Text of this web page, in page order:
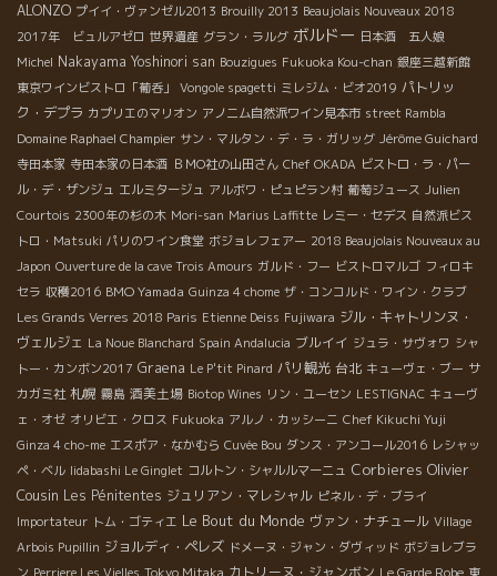
ALONZO プイイ・ヴァンゼル2013 Brouilly 2013 Beaujolais Nouveaux 2018
2017年 ビュルアゼロ 世界遺産 グラン・ラルグ ボルドー 日本酒 五人娘
Michel Nakayama Yoshinori san Bouzigues Fukuoka Kou-chan 銀座三越新館
東京ワインビストロ「葡呑」
Vongole spagetti ミレジム・ビオ2019 パトリッ
ク・デプラ カプリエのマリオン アノニム自然派ワイン見本市 street Rambla
Domaine Raphael Champier サン・マルタン・デ・ラ・ガリッグ Jérôme Guichard
寺田本家 寺田本家の日本酒 ＢＭО社の山田さん Chef OKADA ビストロ・ラ・パー
ル・デ・ザンジュ エルミタージュ アルボワ・ピュピラン村 葡萄ジュース Julien
Courtois 2300年の杉の木 Mori-san Marius Laffitte レミー・セデス 自然派ビス
トロ・Matsuki パリのワイン食堂 ボジョレフェアー 2018 Beaujolais Nouveaux au
Japon Ouverture de la cave Trois Amours ガルド・フー ビストロマルゴ フィロキ
セラ 収穫2016 BMO Yamada Guinza 4 chome ザ・コンコルド・ワイン・クラブ
Les Grands Verres 2018 Paris Etienne Deiss Fujiwara ジル・キャトリンヌ・
ヴェルジェ La Noue Blanchard Spain Andalucia ブルイイ ジュラ・サヴォワ シャ
トー・カンボン2017 Graena Le P'tit Pinard パリ観光 台北 キューヴェ・ブー サ
カガミ社 札幌 霧島 酒美土場 Biotop Wines リン・ユーセン LESTIGNAC キューヴ
ェ・オゼ オリビエ・クロス Fukuoka アルノ・カッシーニ Chef Kikuchi Yuji
Ginza 4 cho-me エスポア・なかむら Cuvée Bou ダンス・アンコール2016 レシャッ
ペ・ベル Iidabashi Le Ginglet コルトン・シャルルマーニュ Corbieres Olivier
Cousin Les Pénitentes ジュリアン・マレシャル ピネル・デ・ブライ
Importateur トム・ゴティエ Le Bout du Monde ヴァン・ナチュール Village
Arbois Pupillin ジョルディ・ペレズ ドメーヌ・ジャン・ダヴィッド ボジョレブラ